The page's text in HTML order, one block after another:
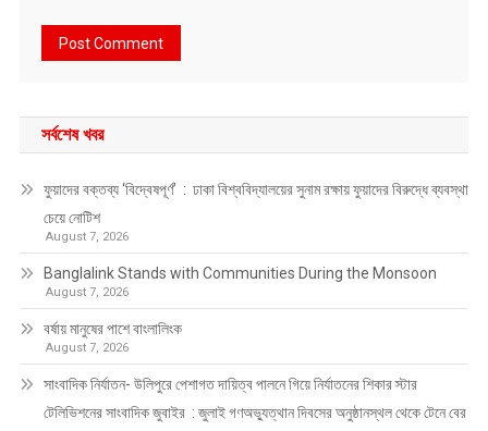
সর্বশেষ খবর
ফুয়াদের বক্তব্য ‘বিদ্বেষপূর্ণ’ : ঢাকা বিশ্ববিদ্যালয়ের সুনাম রক্ষায় ফুয়াদের বিরুদ্ধে ব্যবস্থা
চেয়ে নোটিশ
August 7, 2026
Banglalink Stands with Communities During the Monsoon
August 7, 2026
বর্ষায় মানুষের পাশে বাংলালিংক
August 7, 2026
সাংবাদিক নির্যাতন- উলিপুরে পেশাগত দায়িত্ব পালনে গিয়ে নির্যাতনের শিকার স্টার
টেলিভিশনের সাংবাদিক জুবাইর : জুলাই গণঅভ্যুত্থান দিবসের অনুষ্ঠানস্থল থেকে টেনে বের